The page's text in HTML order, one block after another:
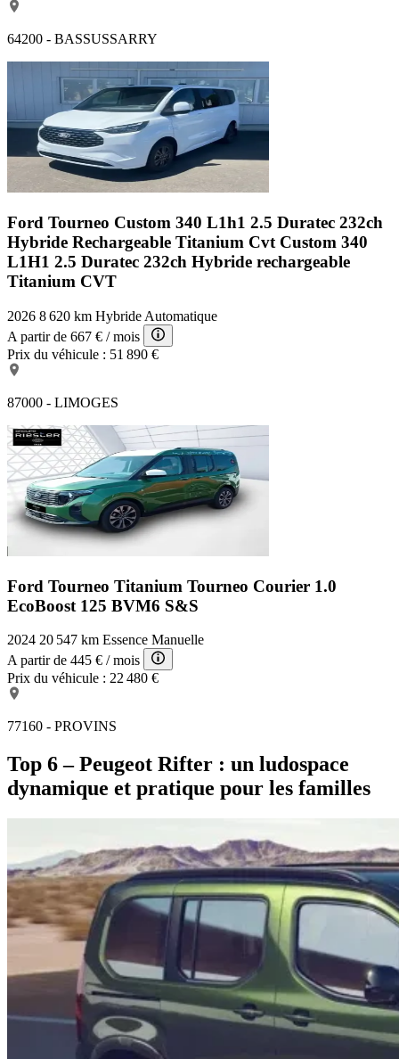
64200 - BASSUSSARRY
Ford Tourneo Custom 340 L1h1 2.5 Duratec 232ch
Hybride Rechargeable Titanium Cvt Custom 340
L1H1 2.5 Duratec 232ch Hybride rechargeable
Titanium CVT
2026 8 620 km Hybride Automatique
A partir de 667 € / mois
Prix du véhicule : 51 890 €
87000 - LIMOGES
Ford Tourneo Titanium Tourneo Courier 1.0
EcoBoost 125 BVM6 S&S
2024 20 547 km Essence Manuelle
A partir de 445 € / mois
Prix du véhicule : 22 480 €
77160 - PROVINS
Top 6 – Peugeot Rifter : un ludospace
dynamique et pratique pour les familles